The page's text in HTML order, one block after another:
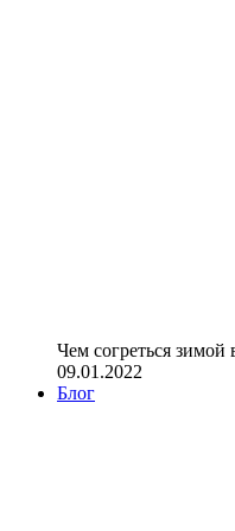
Чем согреться
09.01.2022
Блог